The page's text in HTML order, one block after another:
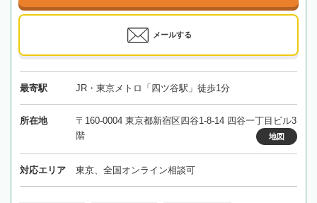
メールする
最寄駅 JR・東京メトロ「四ツ谷駅」徒歩1分
所在地
〒160-0004 東京都新宿区四谷1-8-14 四谷一丁目ビル3
階
地図
対応エリア 東京、全国オンライン相談可